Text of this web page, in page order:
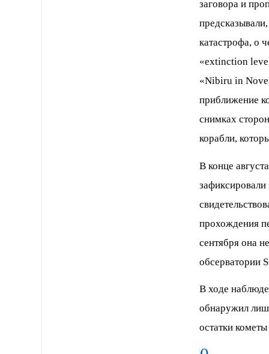
заговора и
катастрофа, о
«extinction
«Nibiru in
приближение
снимках
корабли,
В конце
зафиксировали
прохождения
сентября она
обсерватории
В ходе
обнаружил
остатки